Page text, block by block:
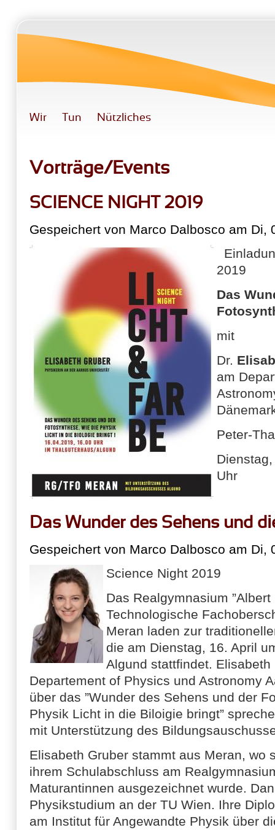
Wir Tun Nützliches
Vorträge/Events
SCIENCE NIGHT 2019
Gespeichert von Marco Dalbosco am Di,
2019
Das
mit
Dr.
am
Peter-
Uhr
Das Wunder des Sehens und
Gespeichert von Marco Dalbosco am Di,
Science Night 2019
Das Realgymnasium
Technologische
Meran laden zur
die am Dienstag, 16. April
Algund stattfindet.
Departement of Physics und Astronomy
über das ”Wunder des Sehens und der
Physik Licht in die Biloigie bringt”
mit Unterstützung des
Elisabeth Gruber stammt aus Meran, wo
ihrem Schulabschluss am
Maturantinnen ausgezeichnet wurde.
Physikstudium an der TU Wien. Ihre
am Institut für Angewandte Physik über